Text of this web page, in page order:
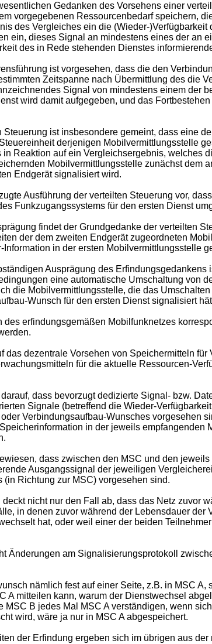
Gedanken des Vorsehens einer
vorgegebenen Ressourcenbedarf speichern,
des Vergleiches ein die (Wieder-
ein, dieses Signal an mindestens eines der an
des in Rede stehenden Dienstes
ist vorgesehen, dass die den
Zeitspanne nach Übermittlung des die
Signal von mindestens einem der
wird damit aufgegeben, und das
Steuerung ist insbesondere gemeint, dass eine
derjenigen Mobilvermittlungsstelle
Reaktion auf ein Vergleichsergebnis, welches
Mobilvermittlungsstelle zunächst
Endgerät signalisiert wird.
Ausführung der verteilten Steuerung vor,
Funkzugangssystems für den ersten Dienst
findet der Grundgedanke der verteilten
der dem zweiten Endgerät zugeordneten
in der ersten Mobilvermittlungsstelle
Ausprägung des
eine automatische Umschaltung von
die Mobilvermittlungsstelle, die das
Wunsch für den ersten Dienst signalisiert
des erfindungsgemäßen Mobilfunknetzes
das dezentrale Vorsehen von Speichermitteln
für die aktuelle Ressourcen-
dass bevorzugt dedizierte Signal- bzw.
Signale (betreffend die Wieder-
Verbindungsaufbau-Wunsches vorgesehen
in der jeweils
dass zwischen den MSC und den
Ausgangssignal der jeweiligen
Richtung zur MSC) vorgesehen sind.
nicht nur den Fall ab, dass das Netz
in denen zuvor während der Lebensdauer
hat, oder weil einer der beiden
Änderungen am Signalisierungsprotokoll
nämlich fest auf einer Seite, z.B. in MSC
A mitteilen kann, warum der Dienstwechsel
MSC B jedes Mal MSC A verständigen, wenn
wird, wäre ja nur in MSC A abgespeichert.
der Erfindung ergeben sich im übrigen aus